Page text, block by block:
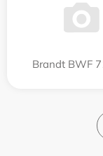
Brandt BWF